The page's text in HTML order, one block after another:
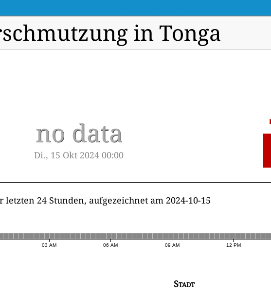
in Tonga
no data
Di., 15 Okt 2024 00:00
24 Stunden, aufgezeichnet am 2024-10-15
03 AM 06 AM 09 AM 12 PM
Stadt